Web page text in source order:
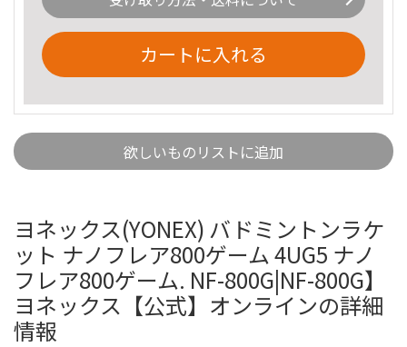
カートに入れる
欲しいものリストに追加
ヨネックス(YONEX) バドミントンラケ
ット ナノフレア800ゲーム 4UG5 ナノ
フレア800ゲーム. NF-800G|NF-800G】
ヨネックス【公式】オンラインの詳細
情報